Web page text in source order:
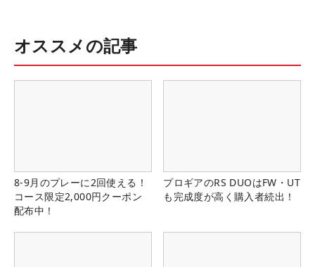
オススメの記事
8-9月のプレーに2回使える！
コース限定2,000円クーポン
配布中！
プロギアのRS DUOはFW・UT
も完成度が高く購入者続出！